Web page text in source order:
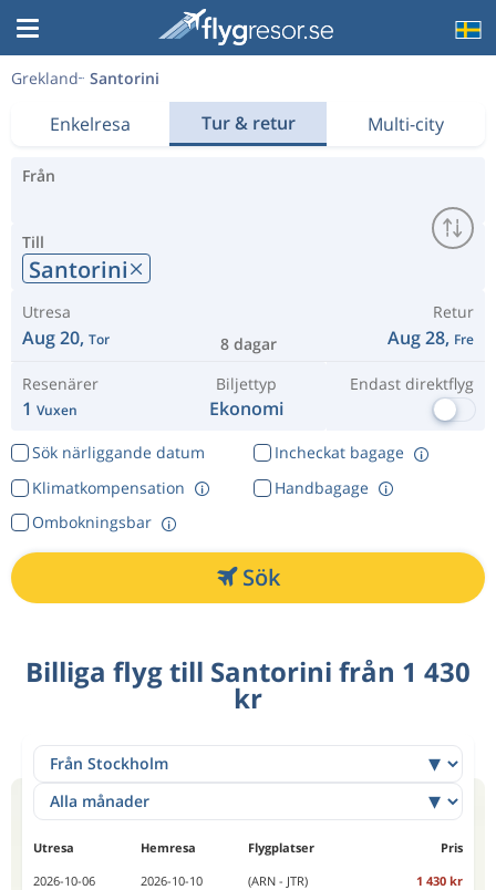
Grekland Santorini
Enkelresa Tur & retur Multi-city
Från
Till
Santorini
Utresa
Aug 20, Tor 8 dagar
Retur
Aug 28, Fre
Resenärer
1 Vuxen
Biljettyp
Ekonomi
Endast direktflyg
Sök närliggande datum
Incheckat bagage
Klimatkompensation
Ombokningsbar
Handbagage
Sök
Billiga flyg till Santorini från 1 430
kr
Utresa Hemresa Flygplatser
Pris
2026-10-06
2026-10-10 (ARN - JTR)
1 430 kr